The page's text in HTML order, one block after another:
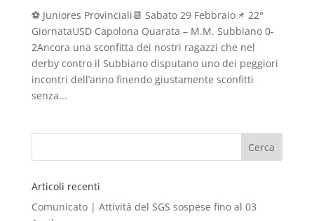
⚽️ Juniores Provinciali📆 Sabato 29 Febbraio📌 22°
GiornataUSD Capolona Quarata – M.M. Subbiano 0-
2Ancora una sconfitta dei nostri ragazzi che nel
derby contro il Subbiano disputano uno dei peggiori
incontri dell’anno finendo giustamente sconfitti
senza...
Articoli recenti
Comunicato | Attività del SGS sospese fino al 03